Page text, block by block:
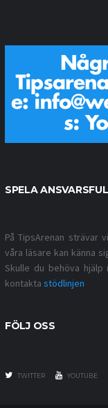
SPELA
På TipsArenan strävar
våra läsare kan känna
Skulle du behöva
kontakta stödlinjen
FÖLJ OSS
TWITTER YOUTUBE